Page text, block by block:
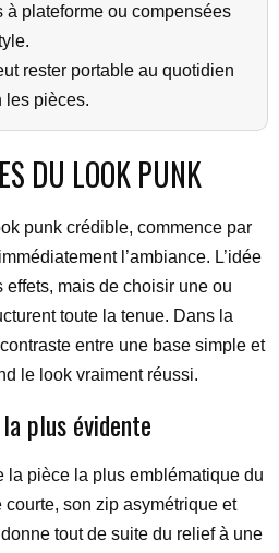
à plateforme ou compensées
rester portable au quotidien
les pièces.
DU LOOK PUNK
punk crédible, commence par
l’ambiance. L’idée
effets, mais de choisir une ou
toute la tenue. Dans la
entre une base simple et
le look vraiment réussi.
plus évidente
la pièce la plus emblématique du
son zip asymétrique et
tout de suite du relief à une